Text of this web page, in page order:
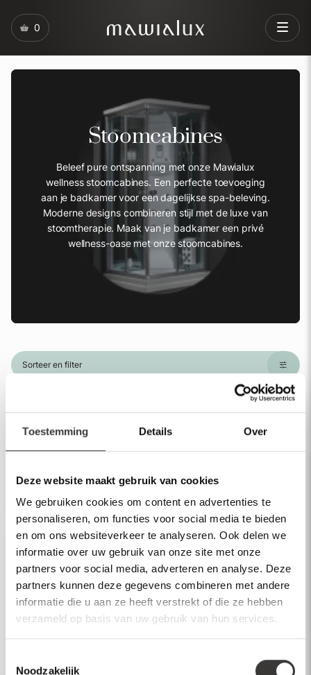
Toestemming Details Over
Deze website maakt gebruik van cookies
We gebruiken cookies om content en advertenties te
personaliseren, om functies voor social media te bieden
en om ons websiteverkeer te analyseren. Ook delen we
informatie over uw gebruik van onze site met onze
partners voor social media, adverteren en analyse. Deze
partners kunnen deze gegevens combineren met andere
informatie die u aan ze heeft verstrekt of die ze hebben
verzameld op basis van uw gebruik van hun services.
Noodzakelijk
0
Stoomcabines
Beleef pure ontspanning met onze Mawialux
wellness stoomcabines. Een perfecte toevoeging
aan je badkamer voor een dagelijkse spa-beleving.
Moderne designs combineren stijl met de luxe van
stoomtherapie. Maak van je badkamer een privé
wellness-oase met onze stoomcabines.
Sorteer en filter
Helaas, je zoekopdracht heeft geen resultaten
opgeleverd. Pas je zoekcriteria aan.
Assortiment
Spiegels
Kranen
Wastafels